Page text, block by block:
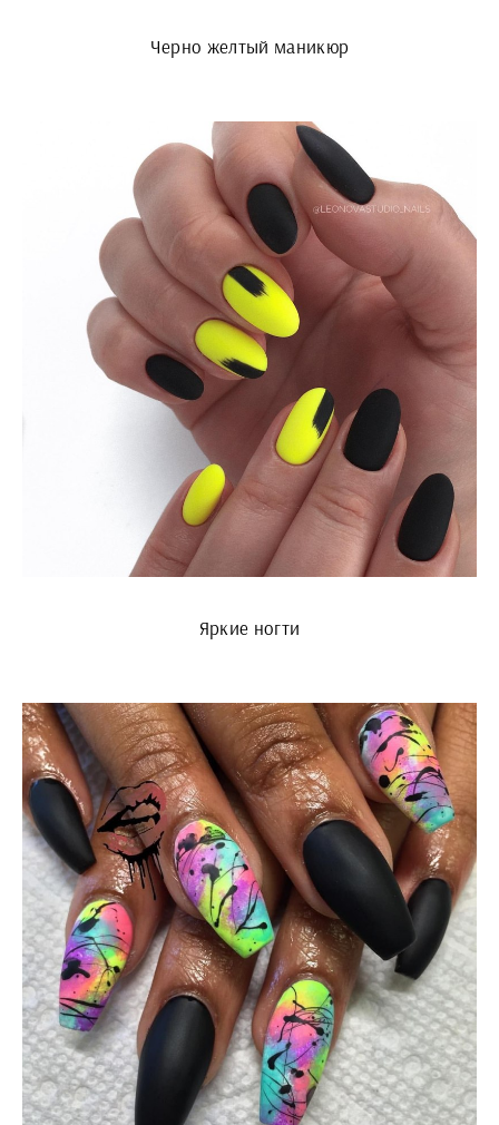
Черно желтый маникюр
Яркие ногти